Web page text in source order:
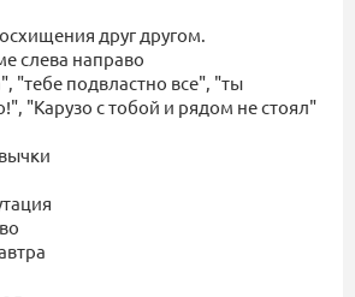
друг другом.
слева направо
"тебе подвластно все", "ты
"Карузо с тобой и рядом не стоял"